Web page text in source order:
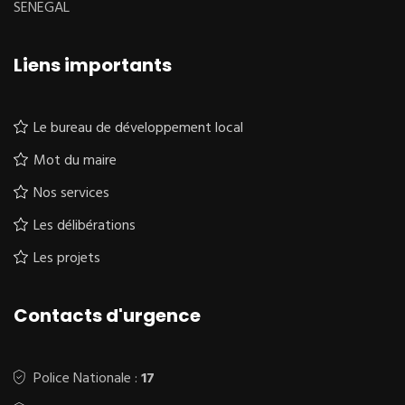
SENEGAL
Liens importants
Le bureau de développement local
Mot du maire
Nos services
Les délibérations
Les projets
Contacts d'urgence
Police Nationale :17